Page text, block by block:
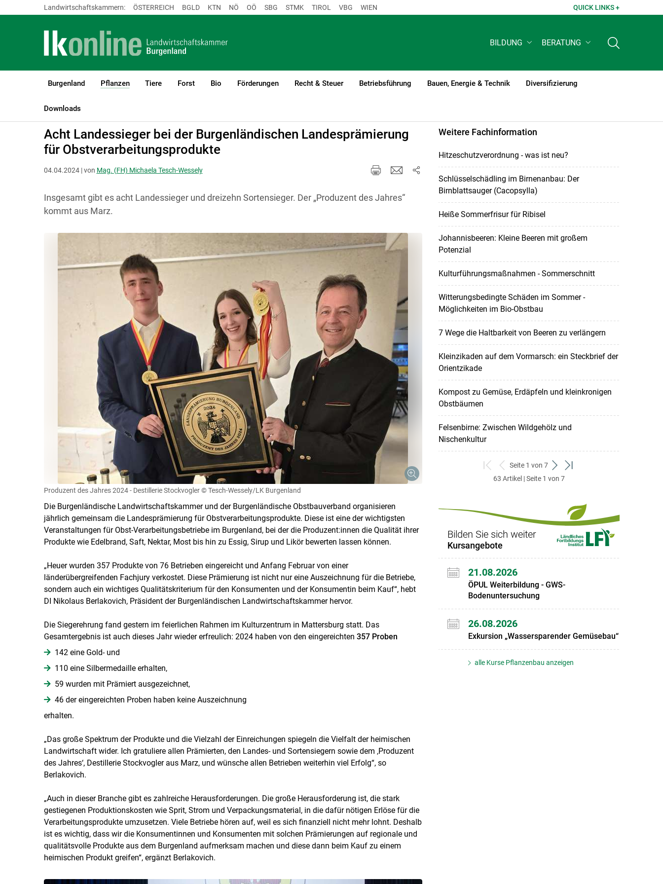
Skip to main content
Landwirtschaftskammern: ÖSTERREICH BGLD KTN NÖ OÖ SBG STMK TIROL VBG WIEN QUICK LINKS +
BILDUNG BERATUNG
Burgenland Pflanzen
(current)1
Tiere Forst Bio Förderungen Recht & Steuer Betriebsführung Bauen, Energie & Technik Diversifizierung
Downloads
LK Burgenland
Acht Landessieger bei der Burgenländischen Landesprämierung
für Obstverarbeitungsprodukte
04.04.2024 | von Mag. (FH) Michaela Tesch-Wessely
Insgesamt gibt es acht Landessieger und dreizehn Sortensieger. Der „Produzent des Jahres“
kommt aus Marz.
Produzent des Jahres 2024 - Destillerie Stockvogler © Tesch-Wessely/LK Burgenland
Die Burgenländische Landwirtschaftskammer und der Burgenländische Obstbauverband organisieren
jährlich gemeinsam die Landesprämierung für Obstverarbeitungsprodukte. Diese ist eine der wichtigsten
Veranstaltungen für Obst-Verarbeitungsbetriebe im Burgenland, bei der die Produzent:innen die Qualität ihrer
Produkte wie Edelbrand, Saft, Nektar, Most bis hin zu Essig, Sirup und Likör bewerten lassen können.
„Heuer wurden 357 Produkte von 76 Betrieben eingereicht und Anfang Februar von einer
länderübergreifenden Fachjury verkostet. Diese Prämierung ist nicht nur eine Auszeichnung für die Betriebe,
sondern auch ein wichtiges Qualitätskriterium für den Konsumenten und der Konsumentin beim Kauf“, hebt
DI Nikolaus Berlakovich, Präsident der Burgenländischen Landwirtschaftskammer hervor.
Die Siegerehrung fand gestern im feierlichen Rahmen im Kulturzentrum in Mattersburg statt. Das
Gesamtergebnis ist auch dieses Jahr wieder erfreulich: 2024 haben von den eingereichten 357 Proben
142 eine Gold- und
110 eine Silbermedaille erhalten,
59 wurden mit Prämiert ausgezeichnet,
46 der eingereichten Proben haben keine Auszeichnung
erhalten.
„Das große Spektrum der Produkte und die Vielzahl der Einreichungen spiegeln die Vielfalt der heimischen
Landwirtschaft wider. Ich gratuliere allen Prämierten, den Landes- und Sortensiegern sowie dem ‚Produzent
des Jahres‘, Destillerie Stockvogler aus Marz, und wünsche allen Betrieben weiterhin viel Erfolg“, so
Berlakovich.
„Auch in dieser Branche gibt es zahlreiche Herausforderungen. Die große Herausforderung ist, die stark
gestiegenen Produktionskosten wie Sprit, Strom und Verpackungsmaterial, in die dafür nötigen Erlöse für die
Verarbeitungsprodukte umzusetzen. Viele Betriebe hören auf, weil es sich finanziell nicht mehr lohnt. Deshalb
ist es wichtig, dass wir die Konsumentinnen und Konsumenten mit solchen Prämierungen auf regionale und
qualitätsvolle Produkte aus dem Burgenland aufmerksam machen und diese dann beim Kauf zu einem
heimischen Produkt greifen“, ergänzt Berlakovich.
Weitere Fachinformation
Hitzeschutzverordnung - was ist neu?
Schlüsselschädling im Birnenanbau: Der
Birnblattsauger (Cacopsylla)
Heiße Sommerfrisur für Ribisel
Johannisbeeren: Kleine Beeren mit großem
Potenzial
Kulturführungsmaßnahmen - Sommerschnitt
Witterungsbedingte Schäden im Sommer -
Möglichkeiten im Bio-Obstbau
7 Wege die Haltbarkeit von Beeren zu verlängern
Kleinzikaden auf dem Vormarsch: ein Steckbrief der
Orientzikade
Kompost zu Gemüse, Erdäpfeln und kleinkronigen
Obstbäumen
Felsenbirne: Zwischen Wildgehölz und
Nischenkultur
zum
ersten
zurück
zum
Seite 1 von 7
weiter
zum
zum
63 Artikel | Seite 1 von 7
Bilden Sie sich weiter
Kursangebote
21.08.2026
ÖPUL Weiterbildung - GWS-
Bodenuntersuchung
26.08.2026
Exkursion „Wassersparender Gemüsebau“
alle Kurse Pflanzenbau anzeigen